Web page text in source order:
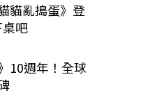
貓亂搗蛋》登
吧
10週年！全球